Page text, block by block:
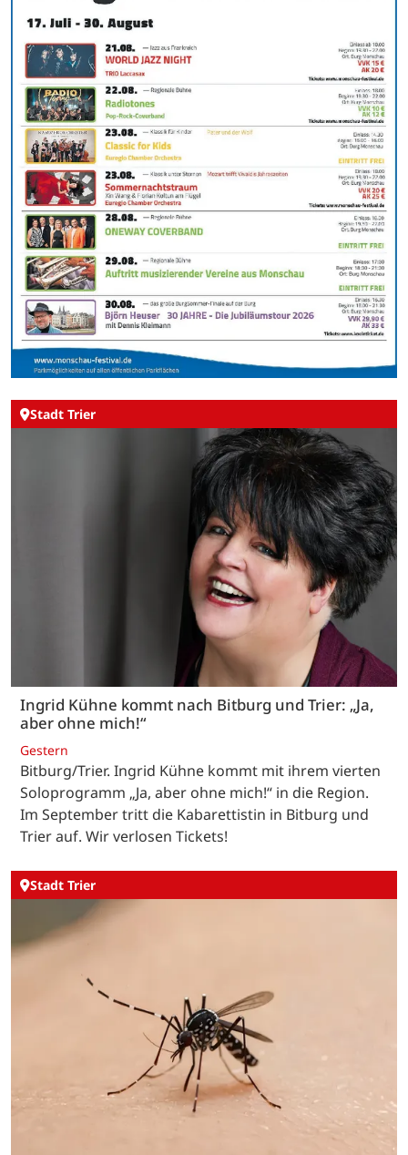
Stadt Trier
Ingrid Kühne kommt nach Bitburg und Trier: „Ja,
aber ohne mich!“
Gestern
Bitburg/Trier. Ingrid Kühne kommt mit ihrem vierten
Soloprogramm „Ja, aber ohne mich!“ in die Region.
Im September tritt die Kabarettistin in Bitburg und
Trier auf. Wir verlosen Tickets!
Stadt Trier